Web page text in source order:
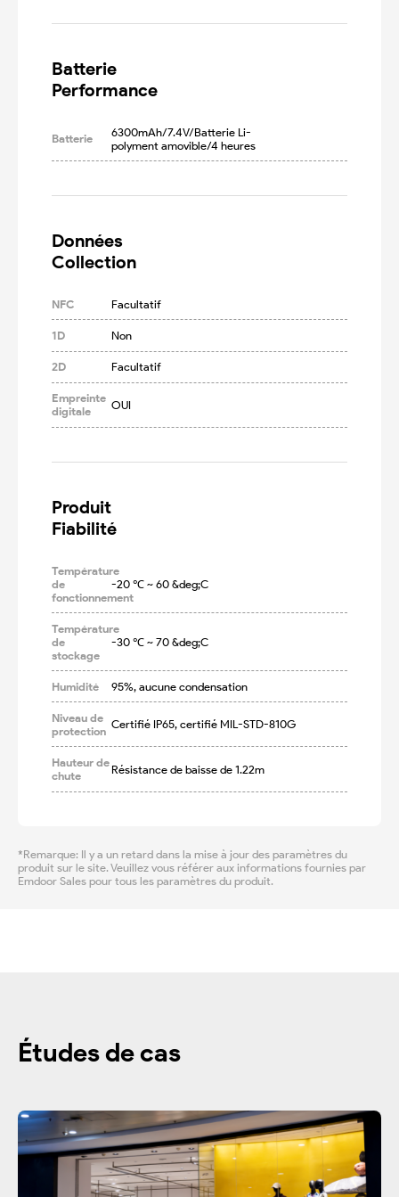
Batterie
Performance
Batterie
6300mAh/7.4V/Batterie Li-
polyment amovible/4 heures
Données
Collection
NFC Facultatif
1D Non
2D Facultatif
Empreinte
digitale
OUI
Produit
Fiabilité
Température
de
fonctionnement
-20 ℃ ~ 60 &deg;C
Température
de
stockage
-30 ℃ ~ 70 &deg;C
Humidité 95%, aucune condensation
Niveau de
protection Certifié IP65, certifié MIL-STD-810G
Hauteur de
chute
Résistance de baisse de 1.22m
*Remarque: Il y a un retard dans la mise à jour des paramètres du
produit sur le site. Veuillez vous référer aux informations fournies par
Emdoor Sales pour tous les paramètres du produit.
Études de cas